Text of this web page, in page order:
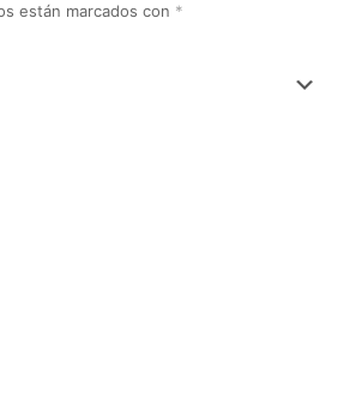
están marcados con *